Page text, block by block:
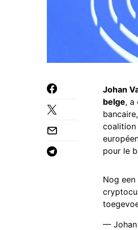
Johan
belge, a
coalition
pour le
Nog
— Johan